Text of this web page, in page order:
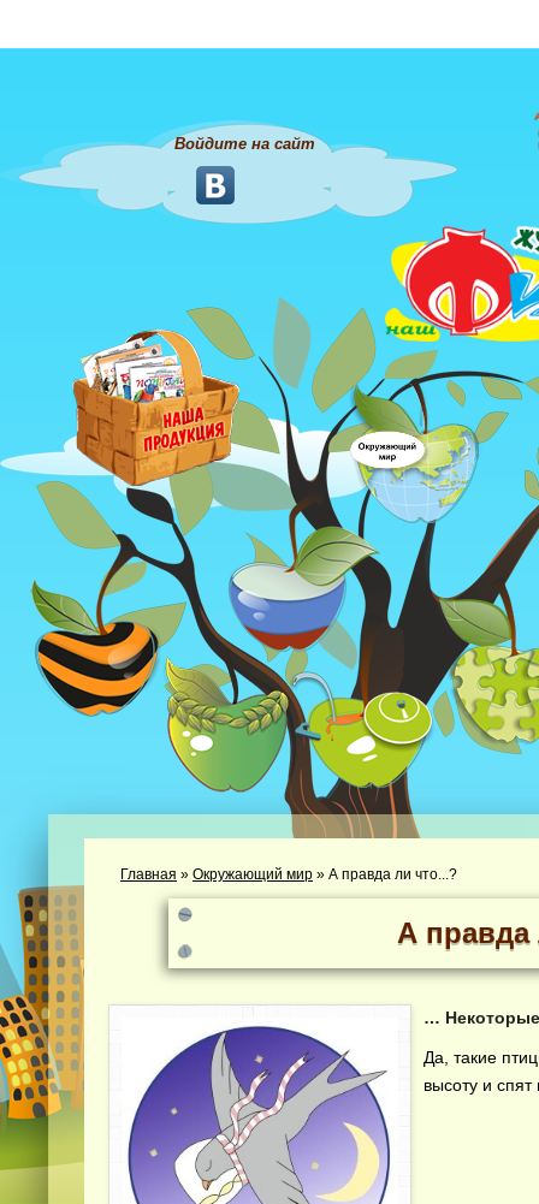
Войдите на сайт
Главная » Окружающий мир » А правда ли что...?
А правда
… Некоторые
Да, такие
высоту и